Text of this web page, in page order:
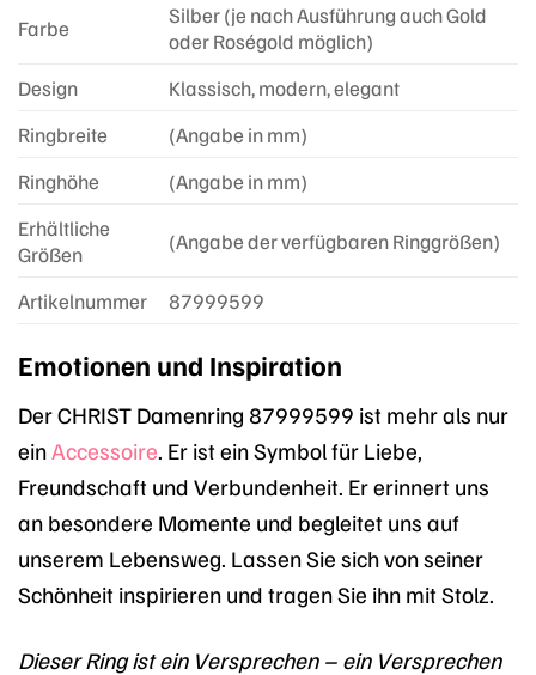
Farbe
Silber (je nach Ausführung auch Gold
oder Roségold möglich)
Design
Klassisch, modern, elegant
Ringbreite
(Angabe in mm)
Ringhöhe
(Angabe in mm)
Erhältliche
Größen
(Angabe der verfügbaren Ringgrößen)
Artikelnummer 87999599
Emotionen und Inspiration
Der CHRIST Damenring 87999599 ist mehr als nur
einAccessoire. Er ist ein Symbol für Liebe,
Freundschaft und Verbundenheit. Er erinnert uns
an besondere Momente und begleitet uns auf
unserem Lebensweg. Lassen Sie sich von seiner
Schönheit inspirieren und tragen Sie ihn mit Stolz.
Dieser Ring ist ein Versprechen – ein Versprechen